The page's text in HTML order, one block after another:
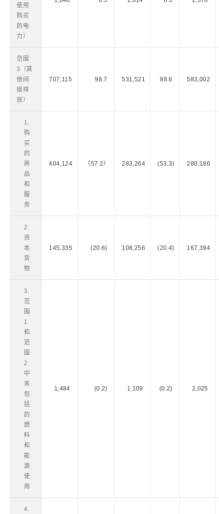
使用
购买
的电
力）
范围
3（其
他间
接排
放）
707,115 98.7 531,521 98.6 583,002
1.
购
买
的
商
品
和
服
务
404,124 （57.2） 283,264 (53.3) 280,186
2.
资
本
货
物
145,335 (20.6) 108,256 (20.4) 167,394
3.
范
围
1
和
范
围
2
中
未
包
括
的
燃
料
和
能
源
使
用
1,484 (0.2) 1,109 (0.2) 2,025
4.